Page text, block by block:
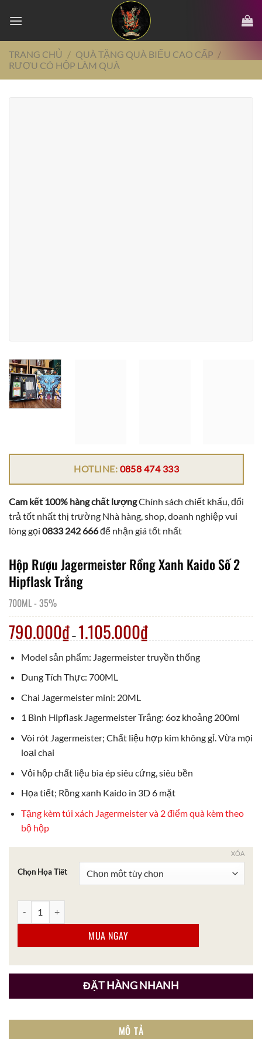
đến
dungTRANG CHỦ / QUÀ TẶNG QUÀ BIẾU CAO CẤP /
RƯỢU CÓ HỘP LÀM QUÀ
HOTLINE: 0858 474 333
Cam kết 100% hàng chất lượngChính sách chiết khấu, đổi
trả tốt nhất thị trường Nhà hàng, shop, doanh nghiệp vui
lòng gọi 0833 242 666để nhận giá tốt nhất
Hộp Rượu Jagermeister Rồng Xanh Kaido Số 2
Hipflask Trắng
700ML- 35%
790.000₫ – 1.105.000₫
Model sản phẩm: Jagermeister truyền thống
Dung Tích Thực: 700ML
Chai Jagermeister mini: 20ML
1 Bình Hipflask Jagermeister Trắng: 6oz khoảng 200ml
Vòi rót Jagermeister; Chất liệu hợp kim không gỉ. Vừa mọi
loại chai
Vỏi hộp chất liệu bìa ép siêu cứng, siêu bền
Họa tiết; Rồng xanh Kaido in 3D 6 mặt
Tặng kèm túi xách Jagermeister và 2 điểm quà kèm theo
bộ hộp
Chọn Họa Tiết
XÓA
MUA NGAY
ĐẶT HÀNG NHANH
MÔ TẢ